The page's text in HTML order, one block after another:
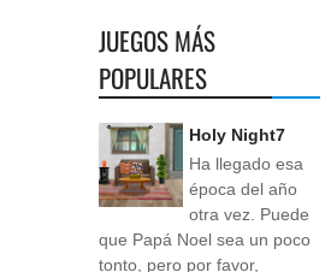
JUEGOS MÁS
POPULARES
Holy Night7
Ha llegado esa
época del año
otra vez. Puede
que Papá Noel sea un poco
tonto, pero por favor,